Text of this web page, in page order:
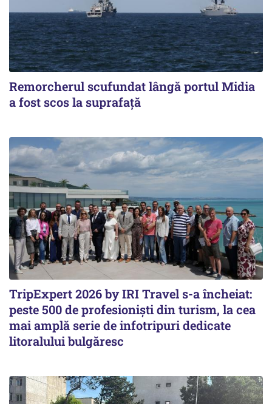
Remorcherul scufundat lângă portul Midia
a fost scos la suprafaţă
TripExpert 2026 by IRI Travel s-a încheiat:
peste 500 de profesioniști din turism, la cea
mai amplă serie de infotripuri dedicate
litoralului bulgăresc